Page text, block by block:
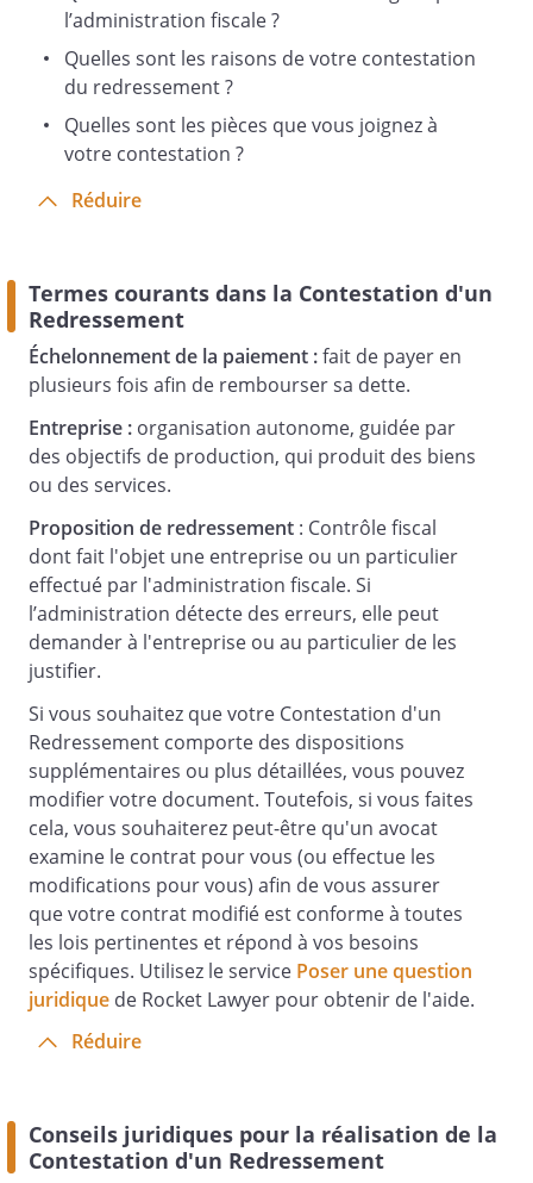
faire connaître les suites que vous
Vous remerciant de l’attention que vous
voudrez bien porter à cette contestation
et restant à votre disposition pour tout
renseignement complémentaire, veuillez
Monsieur l’Inspecteur des impôts
, en l’expression de
s
alutations distinguées.
Pièces jointes :
copie du courrier reçu en date du
pièces jointes :
l’administration fiscale ?
Quelles sont les raisons de votre contestation
du redressement ?
Quelles sont les pièces que vous joignez à
votre contestation ?
Réduire
Termes courants dans la Contestation d'un
Redressement
Échelonnement de la paiement :fait de payer en
plusieurs fois afin de rembourser sa dette.
Entreprise : organisation autonome, guidée par
des objectifs de production, qui produit des biens
ou des services.
Proposition de redressement : Contrôle fiscal
dont fait l'objet une entreprise ou un particulier
effectué par l'administration fiscale. Si
l’administration détecte des erreurs, elle peut
demander à l'entreprise ou au particulier de les
justifier.
Si vous souhaitez que votre Contestation d'un
Redressement comporte des dispositions
supplémentaires ou plus détaillées, vous pouvez
modifier votre document. Toutefois, si vous faites
cela, vous souhaiterez peut-être qu'un avocat
examine le contrat pour vous (ou effectue les
modifications pour vous) afin de vous assurer
que votre contrat modifié est conforme à toutes
les lois pertinentes et répond à vos besoins
spécifiques. Utilisez le service Poser une question
juridique de Rocket Lawyer pour obtenir de l'aide.
Réduire
Conseils juridiques pour la réalisation de la
Contestation d'un Redressement